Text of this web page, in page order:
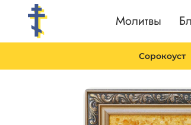
Перейти
содержимому
Молитвы
Сорокоуст